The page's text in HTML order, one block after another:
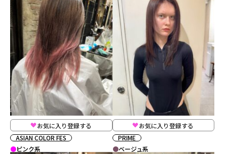
お気に入り登録する
ASIAN COLOR FES
ピンク系
お気に入り登録する
PRIME
ベージュ系